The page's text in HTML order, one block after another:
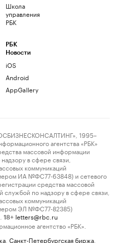
Школа
управления
РБК
РБК
Новости
iOS
Android
AppGallery
1995–
агентства «РБК»
массовой информации
в сфере связи,
коммуникаций
ИА №ФС77-63848) и сетевого
средства массовой
по надзору в сфере связи,
коммуникаций
ЭЛ №ФС77-82385)
18+ letters@rbc.ru
агентство «РБК».
Санкт-Петербургская биржа